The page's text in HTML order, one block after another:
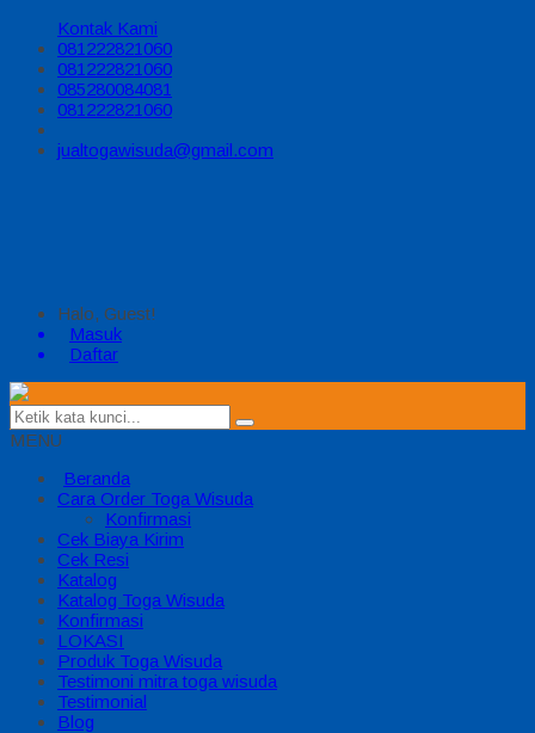
Kontak Kami
081222821060
081222821060
085280084081
081222821060
jualtogawisuda@gmail.com
Halo, Guest!
Masuk
Daftar
MENU
Beranda
Cara Order Toga Wisuda
Konfirmasi
Cek Biaya Kirim
Cek Resi
Katalog
Katalog Toga Wisuda
Konfirmasi
LOKASI
Produk Toga Wisuda
Testimoni mitra toga wisuda
Testimonial
Blog